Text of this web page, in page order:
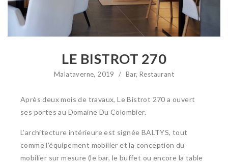
LE BISTROT 270
Malataverne, 2019 / Bar, Restaurant
Après deux mois de travaux, Le Bistrot 270 a ouvert
ses portes au Domaine Du Colombier.
L’architecture intérieure est signée BALTYS, tout
comme l’équipement mobilier et la conception du
mobilier sur mesure (le bar, le buffet ou encore la table